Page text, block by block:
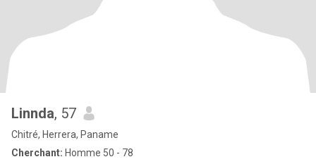
Linnda, 57
Chitré, Herrera, Paname
Cherchant: Homme 50 - 78